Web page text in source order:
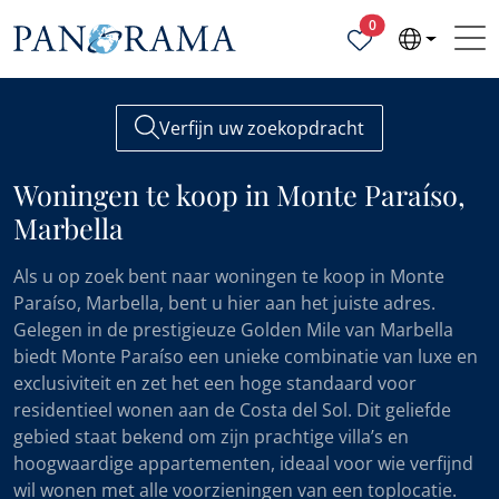
0Geselecteerde
Verfijn uw zoekopdracht
Woningen te koop in Monte Paraíso,
Marbella
Als u op zoek bent naar woningen te koop in Monte
Paraíso, Marbella, bent u hier aan het juiste adres.
Gelegen in de prestigieuze Golden Mile van Marbella
biedt Monte Paraíso een unieke combinatie van luxe en
exclusiviteit en zet het een hoge standaard voor
residentieel wonen aan de Costa del Sol. Dit geliefde
gebied staat bekend om zijn prachtige villa’s en
hoogwaardige appartementen, ideaal voor wie verfijnd
wil wonen met alle voorzieningen van een toplocatie.